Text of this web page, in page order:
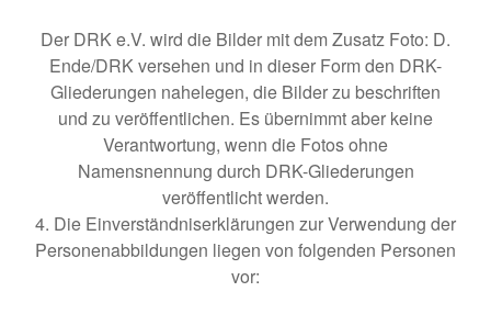
Der DRK e.V. wird die Bilder mit dem Zusatz Foto: D.
Ende/DRK versehen und in dieser Form den DRK-
Gliederungen nahelegen, die Bilder zu beschriften
und zu veröffentlichen. Es übernimmt aber keine
Verantwortung, wenn die Fotos ohne
Namensnennung durch DRK-Gliederungen
veröffentlicht werden.
4. Die Einverständniserklärungen zur Verwendung der
Personenabbildungen liegen von folgenden Personen
vor: